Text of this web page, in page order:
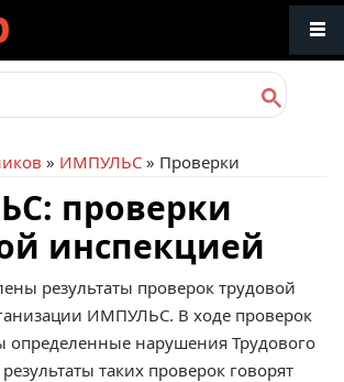
» ИМПУЛЬС » Проверки
проверки
инспекцией
результаты проверок трудовой
ИМПУЛЬС. В ходе проверок
нарушения Трудового
результаты таких проверок говорят